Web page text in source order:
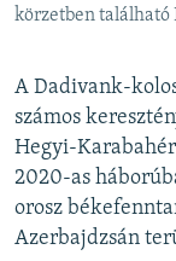
körzetben
A Dadivank-
számos
Hegyi-
2020-as
orosz
Azerbajdzsán